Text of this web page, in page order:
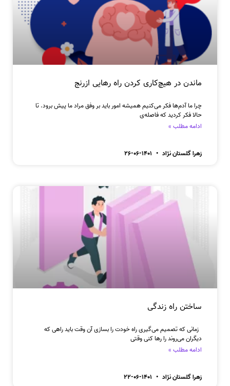
ماندن در هیچ‌کاری کردن راه رهایی ازرنج
چرا ما آ‌‌دم‌ها فکر می‌کنیم همیشه امور باید بر وفق مراد ما پیش برود. تا
حالا فکر کردید که فاصله‌ی
ادامه مطلب »
زهرا گلستان نژاد
ساختن راه زندگی
زمانی که تصمیم می‌گیری راه خودت را بسازی آن وقت باید راهی که
دیگران می‌روند را رها کنی وقتی
ادامه مطلب »
زهرا گلستان نژاد